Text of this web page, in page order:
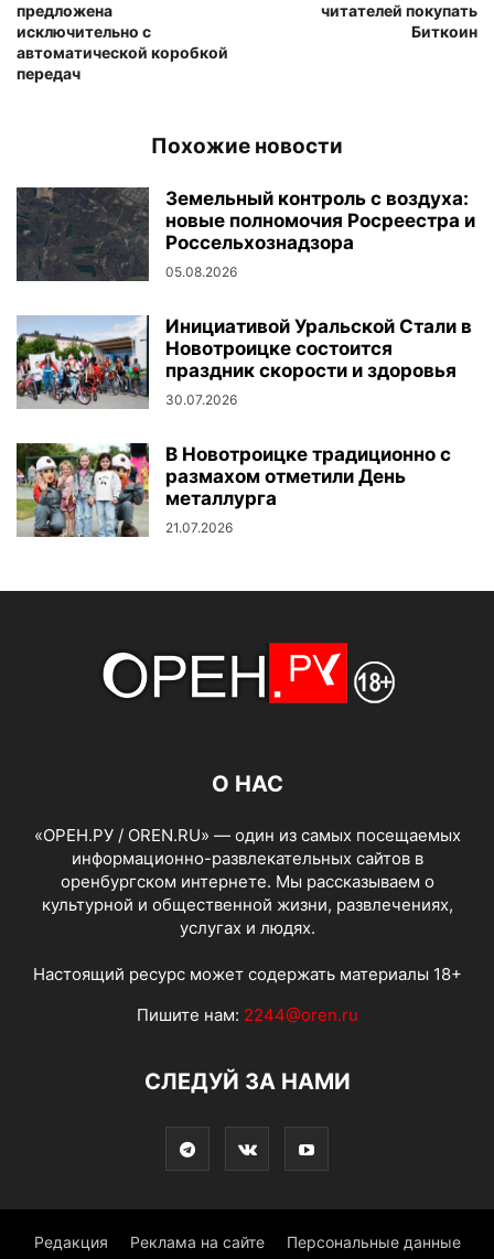
предложена
исключительно с
автоматической коробкой
передач
читателей покупать
Биткоин
Похожие новости
Земельный контроль с воздуха:
новые полномочия Росреестра и
Россельхознадзора
05.08.2026
Инициативой Уральской Стали в
Новотроицке состоится
праздник скорости и здоровья
30.07.2026
В Новотроицке традиционно с
размахом отметили День
металлурга
21.07.2026
О НАС
«ОРЕН.РУ / OREN.RU» — один из самых посещаемых
информационно-развлекательных сайтов в
оренбургском интернете. Мы рассказываем о
культурной и общественной жизни, развлечениях,
услугах и людях.
Настоящий ресурс может содержать материалы 18+
Пишите нам: 2244@oren.ru
СЛЕДУЙ ЗА НАМИ
Редакция Реклама на сайте Персональные данные